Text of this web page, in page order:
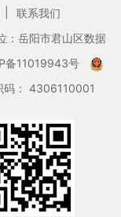
联系我们
：岳阳市君山区数据
备11019943号
码： 4306110001